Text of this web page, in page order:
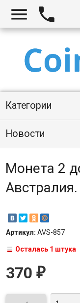
 
Категории
Новости
Монета 2
Австралия.
Артикул: AVS-857
Осталась 1 штука
370 ₽